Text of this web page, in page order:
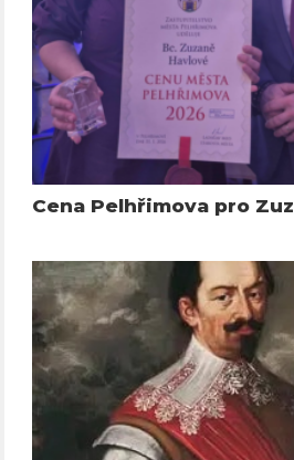
Cena Pelhřimova pro